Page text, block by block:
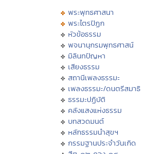
พระพุทธศาสนา
พระไตรปิฏก
หัวข้อธรรม
พจนานุกรมพุทธศาสน์
มิลินทปัญหา
เสียงธรรม
สถานีเพลงธรรมะ
เพลงธรรมะ/ดนตรีสมาธิ
ธรรมะปฏิบัติ
คลังแสงแห่งธรรม
บทสวดมนต์
หลักธรรมนำสุขฯ
กรรมฐานประจำวันเกิด